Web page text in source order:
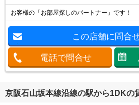
お客様の「お部屋探しのパートナー」です！
この店舗に問合
電話で問合せ
京阪石山坂本線沿線の駅から1DKの